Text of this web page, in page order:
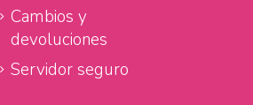
Cambios y
devoluciones
Servidor seguro